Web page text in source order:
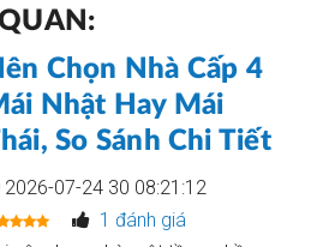
Chọn Nhà Cấp 4
Nhật Hay Mái
So Sánh Chi Tiết
2026-07-24 30 08:21:12
1 đánh giá